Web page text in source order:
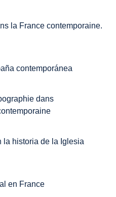
la France contemporaine.
contemporánea
dans
la historia de la Iglesia
en France